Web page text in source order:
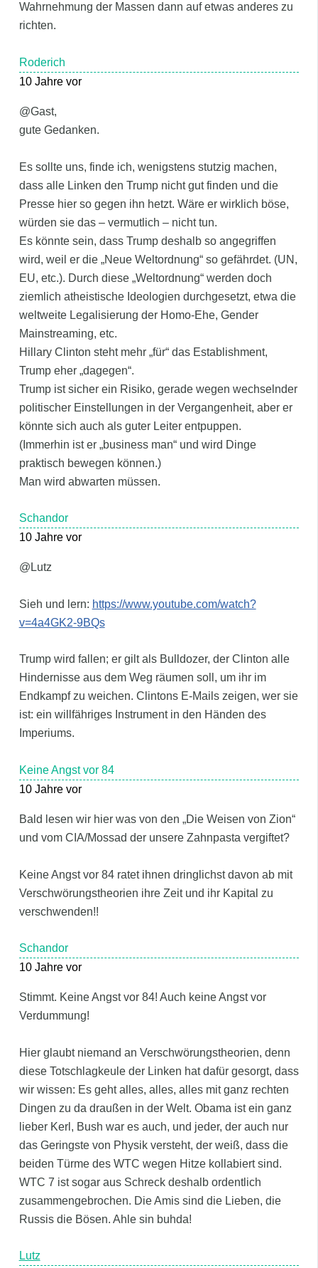
Wahrnehmung der Massen dann auf etwas anderes zu
richten.
Roderich
10 Jahre vor
@Gast,
gute Gedanken.
Es sollte uns, finde ich, wenigstens stutzig machen,
dass alle Linken den Trump nicht gut finden und die
Presse hier so gegen ihn hetzt. Wäre er wirklich böse,
würden sie das – vermutlich – nicht tun.
Es könnte sein, dass Trump deshalb so angegriffen
wird, weil er die „Neue Weltordnung“ so gefährdet. (UN,
EU, etc.). Durch diese „Weltordnung“ werden doch
ziemlich atheistische Ideologien durchgesetzt, etwa die
weltweite Legalisierung der Homo-Ehe, Gender
Mainstreaming, etc.
Hillary Clinton steht mehr „für“ das Establishment,
Trump eher „dagegen“.
Trump ist sicher ein Risiko, gerade wegen wechselnder
politischer Einstellungen in der Vergangenheit, aber er
könnte sich auch als guter Leiter entpuppen.
(Immerhin ist er „business man“ und wird Dinge
praktisch bewegen können.)
Man wird abwarten müssen.
Schandor
10 Jahre vor
@Lutz
Sieh und lern: https://www.youtube.com/watch?
v=4a4GK2-9BQs
Trump wird fallen; er gilt als Bulldozer, der Clinton alle
Hindernisse aus dem Weg räumen soll, um ihr im
Endkampf zu weichen. Clintons E-Mails zeigen, wer sie
ist: ein willfähriges Instrument in den Händen des
Imperiums.
Keine Angst vor 84
10 Jahre vor
Bald lesen wir hier was von den „Die Weisen von Zion“
und vom CIA/Mossad der unsere Zahnpasta vergiftet?
Keine Angst vor 84 ratet ihnen dringlichst davon ab mit
Verschwörungstheorien ihre Zeit und ihr Kapital zu
verschwenden!!
Schandor
10 Jahre vor
Stimmt. Keine Angst vor 84! Auch keine Angst vor
Verdummung!
Hier glaubt niemand an Verschwörungstheorien, denn
diese Totschlagkeule der Linken hat dafür gesorgt, dass
wir wissen: Es geht alles, alles, alles mit ganz rechten
Dingen zu da draußen in der Welt. Obama ist ein ganz
lieber Kerl, Bush war es auch, und jeder, der auch nur
das Geringste von Physik versteht, der weiß, dass die
beiden Türme des WTC wegen Hitze kollabiert sind.
WTC 7 ist sogar aus Schreck deshalb ordentlich
zusammengebrochen. Die Amis sind die Lieben, die
Russis die Bösen. Ahle sin buhda!
Lutz